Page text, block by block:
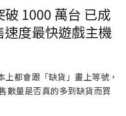
破 1000 萬台 已成
速度最快遊戲主機
都會跟「缺貨」畫上等號，
數量是否真的多到缺貨而買